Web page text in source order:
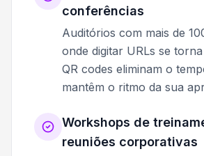
conferências
Auditórios com mais de
onde digitar URLs se
QR codes eliminam o
mantêm o ritmo da sua
Workshops de
reuniões corporativas